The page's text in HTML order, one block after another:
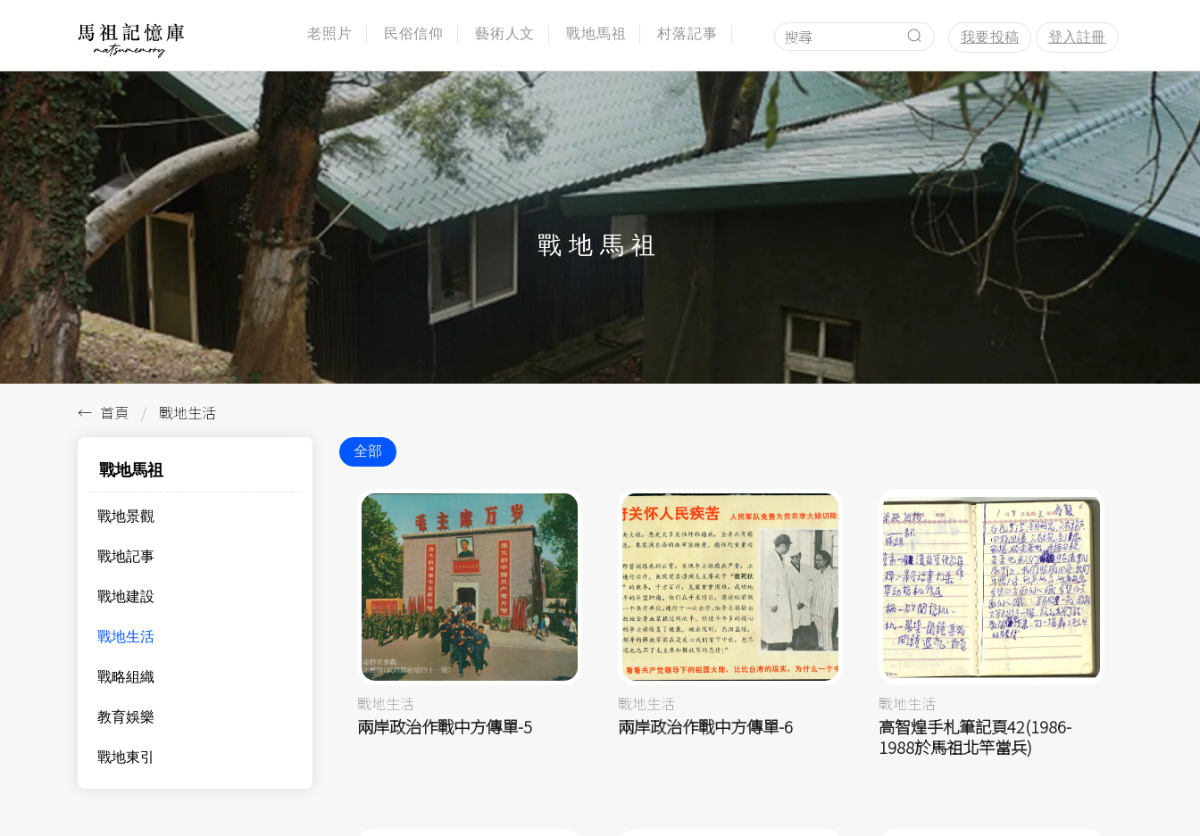
老照片 民俗信仰 藝術人文 戰地馬祖 村落記事 我要投稿 登入註冊
戰地馬祖
首頁 戰地生活
戰地馬祖
戰地景觀
戰地記事
戰地建設
戰地生活
戰略組織
教育娛樂
戰地東引
全部
戰地生活
兩岸政治作戰中方傳單-5
戰地生活
兩岸政治作戰中方傳單-6
戰地生活
高智煌手札筆記頁42(1986-
1988於馬祖北竿當兵)